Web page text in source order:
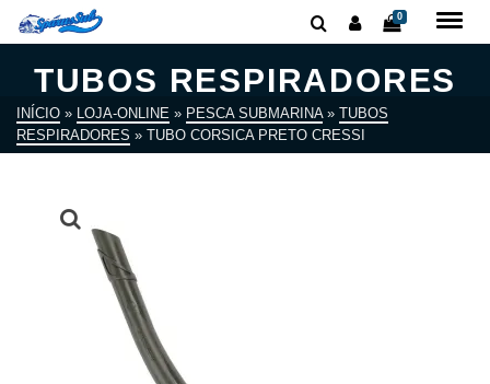
0
TUBOS RESPIRADORES
INÍCIO » LOJA-ONLINE » PESCA SUBMARINA » TUBOS
RESPIRADORES » TUBO CORSICA PRETO CRESSI